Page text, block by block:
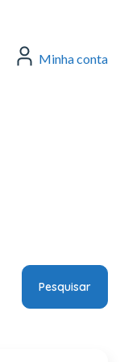
Minha conta
Pesquisar